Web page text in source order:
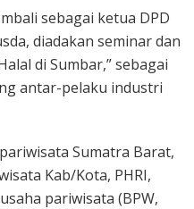
sebagai ketua DPD
diadakan seminar dan
di Sumbar,” sebagai
antar-pelaku industri
Sumatra Barat,
Kab/Kota, PHRI,
pariwisata (BPW,